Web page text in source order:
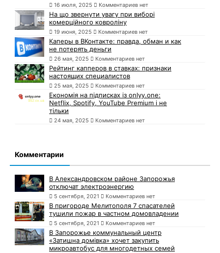
16 июля, 2025 Комментариев нет
На що звернути увагу при виборі
комерційного ковроліну
19 июня, 2025 Комментариев нет
Каперы в ВКонтакте: правда, обман и как
не потерять деньги
26 мая, 2025 Комментариев нет
Рейтинг капперов в ставках: признаки
настоящих специалистов
25 мая, 2025 Комментариев нет
Економія на підписках із onlyy.one:
Netflix, Spotify, YouTube Premium і не
тільки
24 мая, 2025 Комментариев нет
Комментарии
В Александровском районе Запорожья
отключат электроэнергию
5 сентября, 2021 Комментариев нет
В пригороде Мелитополя 7 спасателей
тушили пожар в частном домовладении
5 сентября, 2021 Комментариев нет
В Запорожье коммунальный центр
«Затишна домівка» хочет закупить
микроавтобус для многодетных семей